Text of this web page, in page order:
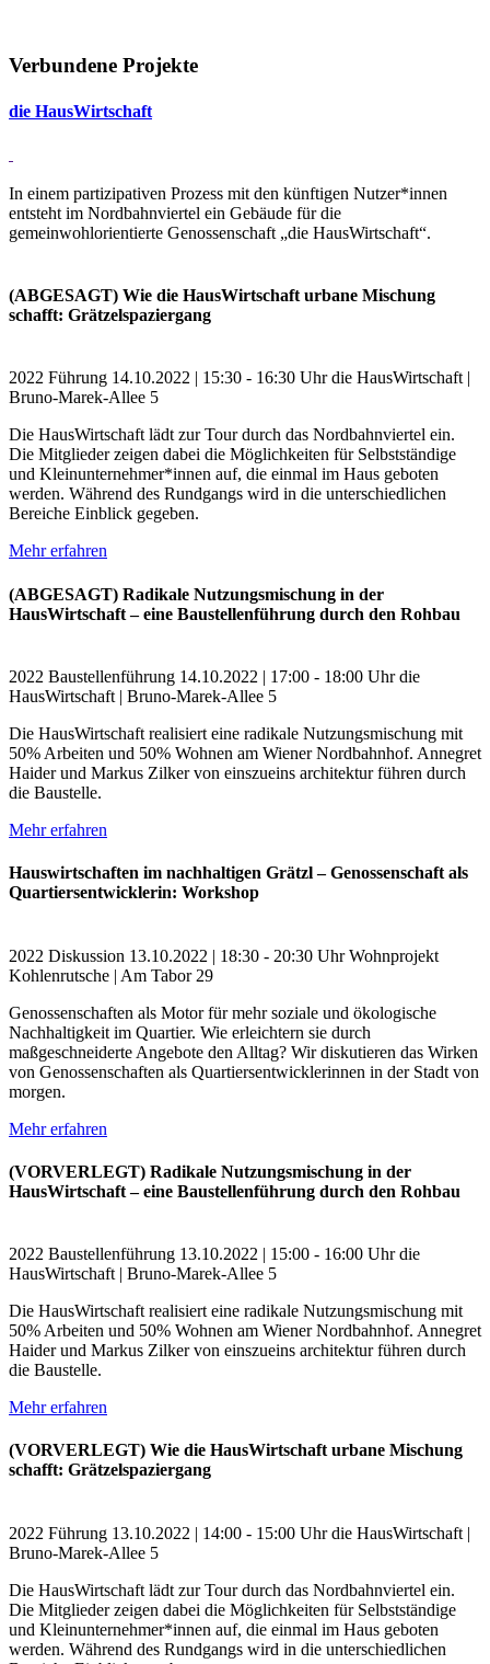
Verbundene Projekte
die Haus­Wirt­schaft
In einem partizipativen Prozess mit den künftigen Nutzer*innen
entsteht im Nordbahnviertel ein Gebäude für die
gemeinwohlorientierte Genossenschaft „die HausWirtschaft“.
(ABGESAGT) Wie die HausWirtschaft urbane Mischung
schafft: Grätzelspaziergang
2022 Führung 14.10.2022 | 15:30 - 16:30 Uhrdie HausWirtschaft |
Bruno-Marek-Allee 5
Die HausWirtschaft lädt zur Tour durch das Nordbahnviertel ein.
Die Mitglieder zeigen dabei die Möglichkeiten für Selbstständige
und Kleinunternehmer*innen auf, die einmal im Haus geboten
werden. Während des Rundgangs wird in die unterschiedlichen
Bereiche Einblick gegeben.
Mehr erfahren
(ABGESAGT) Radikale Nutzungsmischung in der
HausWirtschaft – eine Baustellenführung durch den Rohbau
2022 Baustellenführung 14.10.2022 | 17:00 - 18:00 Uhrdie
HausWirtschaft | Bruno-Marek-Allee 5
Die HausWirtschaft realisiert eine radikale Nutzungsmischung mit
50% Arbeiten und 50% Wohnen am Wiener Nordbahnhof. Annegret
Haider und Markus Zilker von einszueins architektur führen durch
die Baustelle.
Mehr erfahren
Hauswirtschaften im nachhaltigen Grätzl – Genossenschaft als
Quartiersentwicklerin: Workshop
2022 Diskussion 13.10.2022 | 18:30 - 20:30 UhrWohnprojekt
Kohlenrutsche | Am Tabor 29
Genossenschaften als Motor für mehr soziale und ökologische
Nachhaltigkeit im Quartier. Wie erleichtern sie durch
maßgeschneiderte Angebote den Alltag? Wir diskutieren das Wirken
von Genossenschaften als Quartiersentwicklerinnen in der Stadt von
morgen.
Mehr erfahren
(VORVERLEGT) Radikale Nutzungsmischung in der
HausWirtschaft – eine Baustellenführung durch den Rohbau
2022 Baustellenführung 13.10.2022 | 15:00 - 16:00 Uhrdie
HausWirtschaft | Bruno-Marek-Allee 5
Die HausWirtschaft realisiert eine radikale Nutzungsmischung mit
50% Arbeiten und 50% Wohnen am Wiener Nordbahnhof. Annegret
Haider und Markus Zilker von einszueins architektur führen durch
die Baustelle.
Mehr erfahren
(VORVERLEGT) Wie die HausWirtschaft urbane Mischung
schafft: Grätzelspaziergang
2022 Führung 13.10.2022 | 14:00 - 15:00 Uhrdie HausWirtschaft |
Bruno-Marek-Allee 5
Die HausWirtschaft lädt zur Tour durch das Nordbahnviertel ein.
Die Mitglieder zeigen dabei die Möglichkeiten für Selbstständige
und Kleinunternehmer*innen auf, die einmal im Haus geboten
werden. Während des Rundgangs wird in die unterschiedlichen